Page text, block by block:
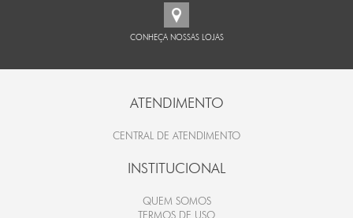
CONHEÇA NOSSAS LOJAS
ATENDIMENTO
CENTRAL DE ATENDIMENTO
INSTITUCIONAL
QUEM SOMOS
TERMOS DE USO